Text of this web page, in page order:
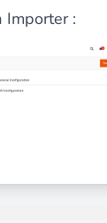
Importer :